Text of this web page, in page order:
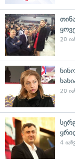
20
20
4